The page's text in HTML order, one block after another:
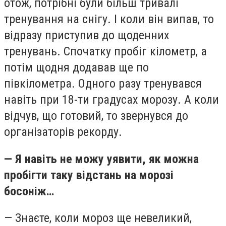
отож, потрібні були більш тривалі
тренування на снігу. І коли він випав, то
відразу приступив до щоденних
тренувань. Спочатку пробіг кілометр, а
потім щодня додавав ще по
півкілометра. Одного разу тренувався
навіть при 18-ти градусах морозу. А коли
відчув, що готовий, то звернувся до
організаторів рекорду.
— Я навіть не можу уявити, як можна
пробігти таку відстань на морозі
босоніж…
— Знаєте, коли мороз ще невеликий,